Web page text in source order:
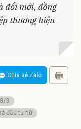
đổi mới, đồng
thương hiệu
Chia sẻ Zalo
3
đầu tư nữ